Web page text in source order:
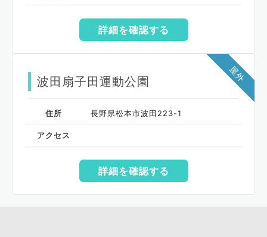
詳細を確認する
屋外
波田扇子田運動公園
住所 長野県松本市波田223-1
アクセス
詳細を確認する